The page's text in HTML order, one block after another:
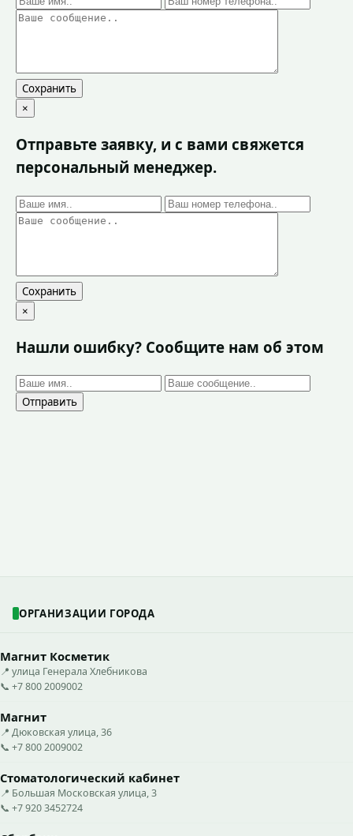
Сохранить
×
Отправьте заявку, и с вами свяжется
персональный менеджер.
Сохранить
×
Нашли ошибку? Сообщите нам об этом
Отправить
ОРГАНИЗАЦИИ ГОРОДА
Магнит Косметик
📍 улица Генерала Хлебникова
📞 +7 800 2009002
Магнит
📍 Дюковская улица, 36
📞 +7 800 2009002
Стоматологический кабинет
📍 Большая Московская улица, 3
📞 +7 920 3452724